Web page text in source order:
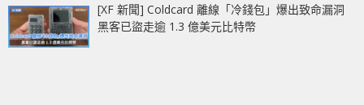
[XF 新聞] Coldcard 離線「冷錢包」爆出致命漏洞
黑客已盜走逾 1.3 億美元比特幣